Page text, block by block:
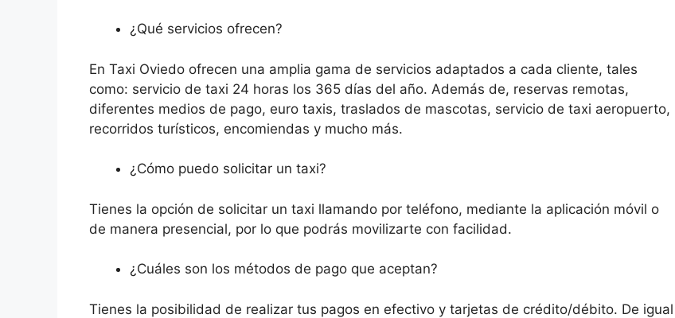
¿Qué servicios ofrecen?
En Taxi Oviedo ofrecen una amplia gama de servicios adaptados a cada cliente, tales
como: servicio de taxi 24 horas los 365 días del año. Además de, reservas remotas,
diferentes medios de pago, euro taxis, traslados de mascotas, servicio de taxi aeropuerto,
recorridos turísticos, encomiendas y mucho más.
¿Cómo puedo solicitar un taxi?
Tienes la opción de solicitar un taxi llamando por teléfono, mediante la aplicación móvil o
de manera presencial, por lo que podrás movilizarte con facilidad.
¿Cuáles son los métodos de pago que aceptan?
Tienes la posibilidad de realizar tus pagos en efectivo y tarjetas de crédito/débito. De igual